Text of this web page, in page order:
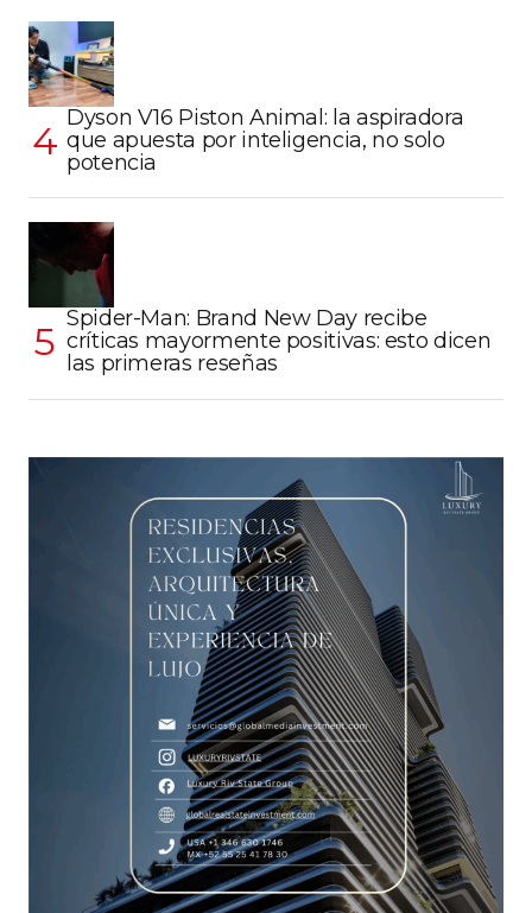
Dyson V16 Piston Animal: la aspiradora
que apuesta por inteligencia, no solo
potencia
Spider-Man: Brand New Day recibe
críticas mayormente positivas: esto dicen
las primeras reseñas